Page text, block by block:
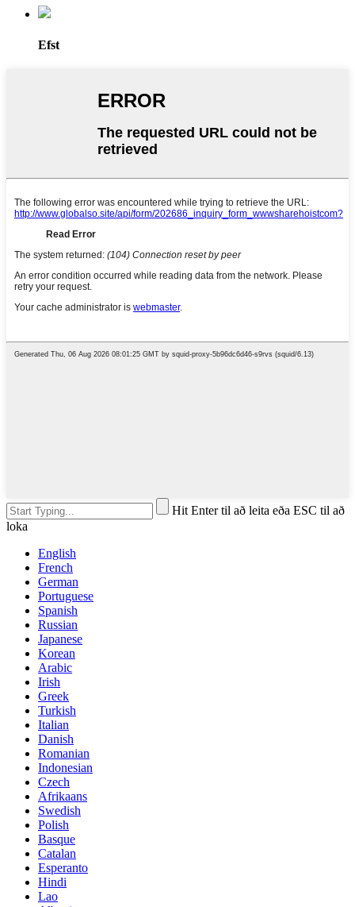
Efst
Hit Enter til að leita eða ESC til að
loka
English
French
German
Portuguese
Spanish
Russian
Japanese
Korean
Arabic
Irish
Greek
Turkish
Italian
Danish
Romanian
Indonesian
Czech
Afrikaans
Swedish
Polish
Basque
Catalan
Esperanto
Hindi
Lao